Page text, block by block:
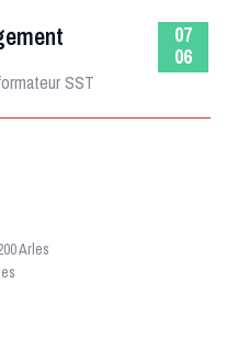
07
06
SST
Arles